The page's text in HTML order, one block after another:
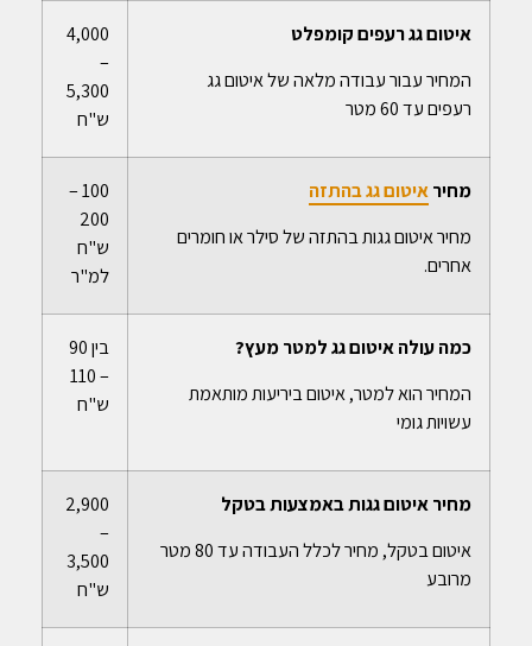
איטום גג רעפים קומפלט
המחיר עבור עבודה מלאה של איטום גג
רעפים עד 60 מטר
4,000
–
5,300
ש"ח
מחיראיטום גג בהתזה
מחיר איטום גגות בהתזה של סילר או חומרים
אחרים.
100 –
200
ש"ח
למ"ר
כמה עולה איטום גג למטר מעץ?
המחיר הוא למטר, איטום ביריעות מותאמת
עשויות גומי
בין 90
– 110
ש"ח
מחיר איטום גגות באמצעות בטקל
איטום בטקל, מחיר לכלל העבודה עד 80 מטר
מרובע
2,900
–
3,500
ש"ח